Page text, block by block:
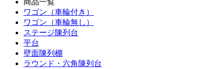
商品一覧
ワゴン（車輪付き）
ワゴン（車輪無し）
ステージ陳列台
平台
壁面陳列棚
ラウンド・六角陳列台